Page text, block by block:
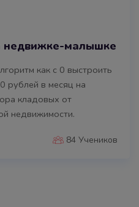
недвижке-малышке
как с 0 выстроить
рублей в месяц на
кладовых от
недвижимости.
84 Учеников